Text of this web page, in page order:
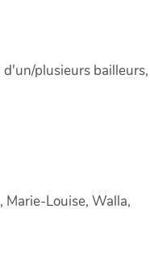
plusieurs bailleurs,
Marie-Louise, Walla,